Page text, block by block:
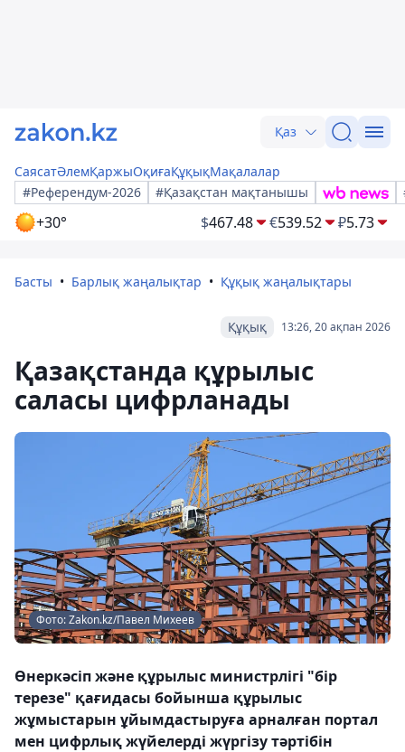
Қаз
СаясатӘлемҚаржыОқиғаҚұқықМақалалар
#Референдум-2026
#Қазақстан мақтанышы
+30° $467.48 €539.52 ₽5.73
Басты Барлық жаңалықтар Құқық жаңалықтары
13:26, 20 ақпан 2026
Құқық
Қазақстанда құрылыс
саласы цифрланады
Фото: Zakon.kz/Павел Михеев
Өнеркәсіп және құрылыс министрлігі "бір
терезе" қағидасы бойынша құрылыс
жұмыстарын ұйымдастыруға арналған портал
мен цифрлық жүйелерді жүргізу тәртібін